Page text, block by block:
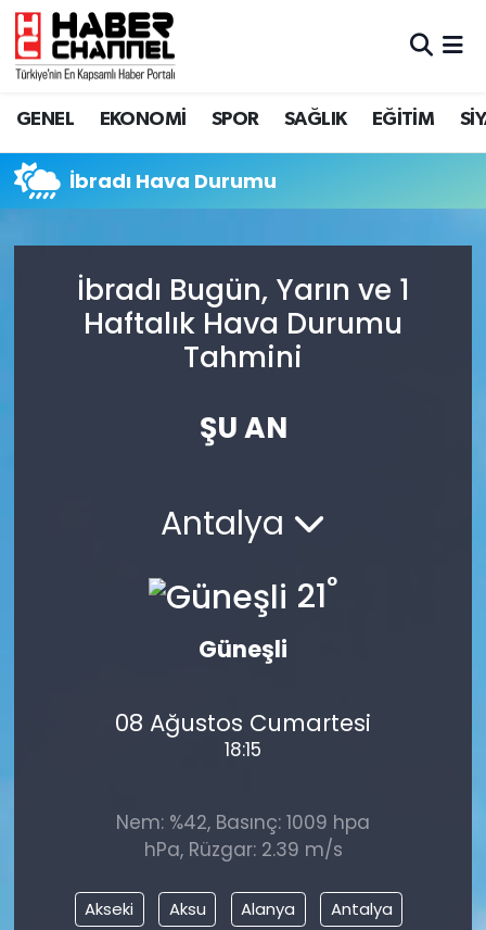
GENEL EKONOMİ SPOR SAĞLIK EĞİTİM
İbradı Hava Durumu
İbradı Bugün, Yarın ve 1
Haftalık Hava Durumu
Tahmini
ŞU AN
Antalya
21°
Güneşli
08 Ağustos Cumartesi
18:15
Nem: %42, Basınç: 1009 hpa
hPa, Rüzgar: 2.39 m/s
Akseki Aksu Alanya
Antalya
GENEL
SPOR
SAĞLIK
EĞİTİM
Nöbetçi Eczaneler
Trafik Durumu
Süper Lig Puan Durumu ve Fikstür
Tüm Manşetler
Son Dakika Haberleri